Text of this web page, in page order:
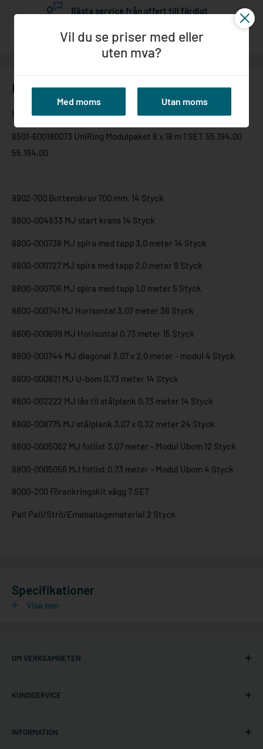
Bästa service från offert till färdigt
Beskrivning
I paketet ingår:
8501-600180073 UniRing Modulpaket 6 x 18 m 1 SET 55.194,00
55.194,00
9902-700 Bottenskruv 700 mm. 14 Styck
8800-004833 MJ start krans 14 Styck
8800-000738 MJ spira med tapp 3,0 meter 14 Styck
8800-000727 MJ spira med tapp 2,0 meter 9 Styck
8800-000706 MJ spira med tapp 1,0 meter 5 Styck
8800-000741 MJ Horisontal 3,07 meter 36 Styck
8800-000699 MJ Horisontal 0,73 meter 15 Styck
8800-000744 MJ diagonal 3,07 x 2,0 meter - modul 4 Styck
8800-000821 MJ U-bom 0,73 meter 14 Styck
8800-002222 MJ lås til stålplank 0,73 meter 14 Styck
8800-008775 MJ stålplank 3,07 x 0,32 meter 24 Styck
8800-0005062 MJ fotlist 3,07 meter - Modul Ubom 12 Styck
8800-0005056 MJ fotlist 0,73 meter - Modul Ubom 4 Styck
8000-200 Förankringskit vägg 7 SET
Pall Pall/Strö/Emaballagematerial 2 Styck
Specifikationer
Visa mer
OM VERKSAMHETEN
Gräshoppsvägen 7 B (kontor/ej lager)
Sverige
KUNDSERVICE
Kontakta oss
INFORMATION
Vil du se priser med eller
uten mva?
Med moms Utan moms